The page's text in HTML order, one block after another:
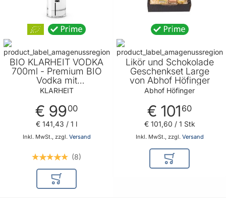
BIO KLARHEIT VODKA
700ml - Premium BIO
Vodka mit
Urgesteinwasser made
Vegan - 10fach
destilliert in der
Kupferkolonne
KLARHEIT
€ 9900
Inkl. MwSt., zzgl. Versand
€ 141,43 / 1 l
8
In den Warenkorb
Likör und Schokolade
Geschenkset Large
von Abhof Höfinger
Abhof Höfinger
€ 101 60
Inkl. MwSt., zzgl. Versand
€ 101,60 / 1 Stk
In den